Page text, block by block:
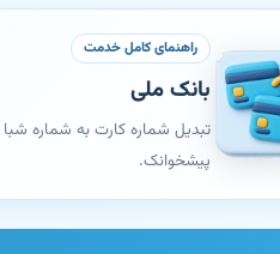
راهنمای کامل خدمت
بانک ملی
پیشخوانک.